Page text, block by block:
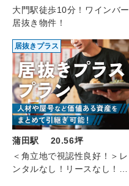
大門駅徒歩10分！ワインバー
居抜き物件！
居抜きプラス
蒲田駅 20.56坪
＜角立地で視認性良好！＞レ
ンタルなし！リースなし！蒲